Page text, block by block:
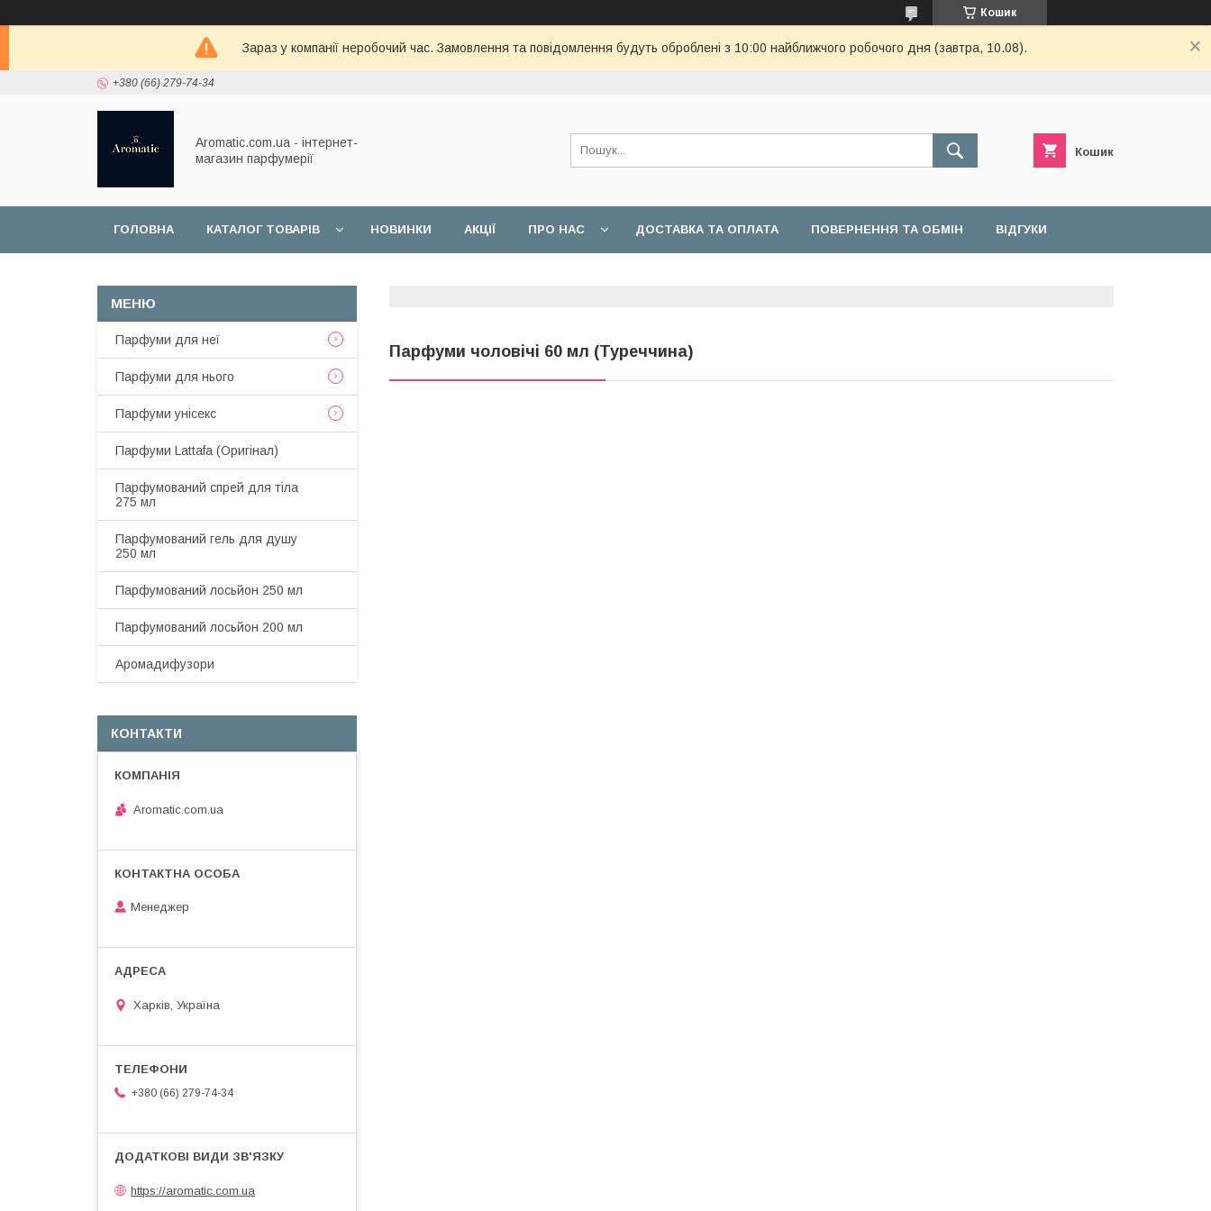
Кошик
Зараз у компанії неробочий час. Замовлення та повідомлення будуть оброблені з 10:00 найближчого робочого дня (завтра, 10.08).
+380 (66) 279-74-34
Aromatic.com.ua - інтернет-
магазин парфумерії
Кошик
ГОЛОВНА КАТАЛОГ ТОВАРІВ НОВИНКИ АКЦІЇ ПРО НАС ДОСТАВКА ТА ОПЛАТА ПОВЕРНЕННЯ ТА ОБМІН ВІДГУКИ
Парфуми чоловічі 60 мл (Туреччина)
Парфуми для неї
Парфуми для нього
Парфуми унісекс
Парфуми Lattafa (Оригінал)
Парфумований спрей для тіла
275 мл
Парфумований гель для душу
250 мл
Парфумований лосьйон 250 мл
Парфумований лосьйон 200 мл
Аромадифузори
КОНТАКТИ
Aromatic.com.ua
Менеджер
Харків, Україна
+380 (66) 279-74-34
https://aromatic.com.ua